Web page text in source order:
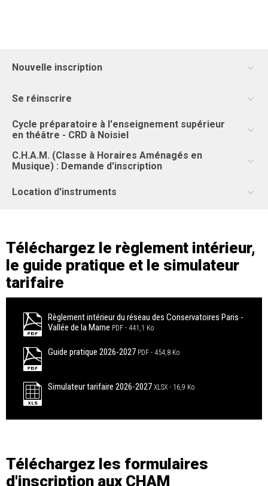
Nouvelle inscription
Se réinscrire
Cycle préparatoire à l'enseignement supérieur
en théâtre - CRD à Noisiel
C.H.A.M. (Classe à Horaires Aménagés en
Musique) : Demande d'inscription
Location d'instruments
Téléchargez le règlement intérieur,
le guide pratique et le simulateur
tarifaire
Règlement intérieur du réseau des Conservatoires Paris -
Vallée de la Marne PDF 441,1 Ko
Guide pratique 2026-2027 PDF 454,8 Ko
Simulateur tarifaire 2026-2027 XLSX 16,9 Ko
Téléchargez les formulaires
d'inscription aux CHAM